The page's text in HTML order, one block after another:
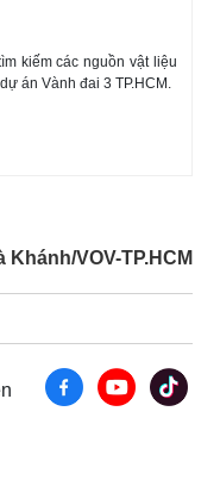
kiếm các nguồn vật liệu
án Vành đai 3 TP.HCM.
Khánh/VOV-TP.HCM